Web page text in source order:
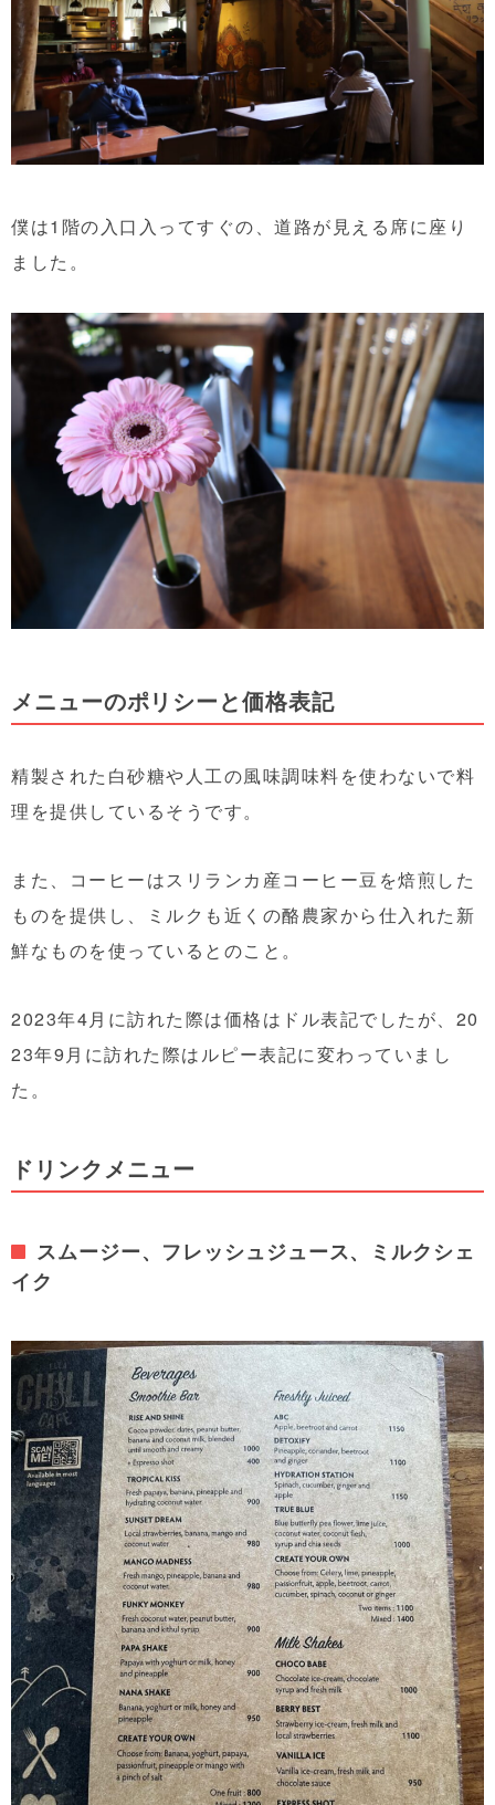
僕は1階の入口入ってすぐの、道路が見える席に座り
ました。
メニューのポリシーと価格表記
精製された白砂糖や人工の風味調味料を使わないで料
理を提供しているそうです。
また、コーヒーはスリランカ産コーヒー豆を焙煎した
ものを提供し、ミルクも近くの酪農家から仕入れた新
鮮なものを使っているとのこと。
2023年4月に訪れた際は価格はドル表記でしたが、20
23年9月に訪れた際はルピー表記に変わっていまし
た。
ドリンクメニュー
スムージー、フレッシュジュース、ミルクシェ
イク